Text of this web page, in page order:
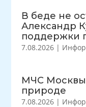
В беде не
Александр
поддержки
7.08.2026 |
МЧС Москвы
природе
7.08.2026 |